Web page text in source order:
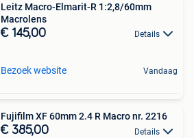
Leitz Macro-Elmarit-R 1:2,8/60mm
Macrolens
€ 145,00 Details
Bezoek website Vandaag
Fujifilm XF 60mm 2.4 R Macro nr. 2216
€ 385,00 Details